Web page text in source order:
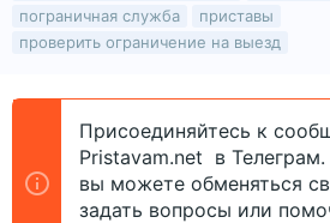
р
т
м
н
а
а
а
пограничная служба
приставы
проверить ограничение на выезд
Присоединяйтесь к
Pristavam.net в Телеграм.
вы можете обменяться
задать вопросы или